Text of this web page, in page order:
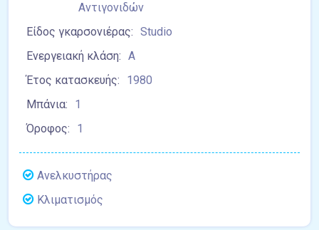
Αντιγονιδών
Είδος γκαρσονιέρας: Studio
Ενεργειακή κλάση: Α
Έτος κατασκευής:
1980
Μπάνια:
1
Όροφος:
1
Ανελκυστήρας
Κλιματισμός